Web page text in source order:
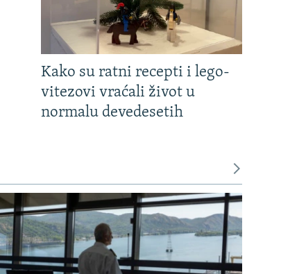
Kako su ratni recepti i lego-
vitezovi vraćali život u
normalu devedesetih